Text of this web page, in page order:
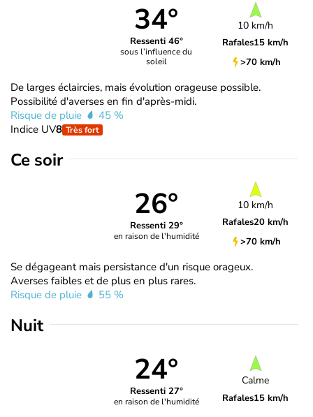
34°
Ressenti 46°
sous l’influence du
soleil
10 km/h
Rafales15 km/h
>70 km/h
De larges éclaircies, mais évolution orageuse possible.
Possibilité d'averses en fin d'après-midi.
Risque de pluie
45 %
Indice UV8 Très fort
Ce soir
26°
Ressenti 29°
en raison de l'humidité
10 km/h
Rafales20 km/h
>70 km/h
Se dégageant mais persistance d'un risque orageux.
Averses faibles et de plus en plus rares.
Risque de pluie
55 %
Nuit
24°
Ressenti 27°
en raison de l'humidité
Calme
Rafales15 km/h